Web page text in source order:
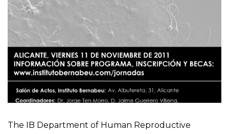
The IB Department of Human Reproductive